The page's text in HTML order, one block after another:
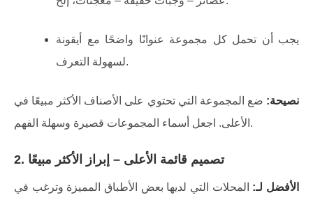
يجب أن تحمل كل مجموعة عنوانًا واضحًا مع أيقونة
لسهولة التعرف.
نصيحة: ضع المجموعة التي تحتوي على الأصناف الأكثر مبيعًا في
الأعلى. اجعل أسماء المجموعات قصيرة وسهلة الفهم.
2. تصميم قائمة الأعلى – إبراز الأكثر مبيعًا
الأفضل لـ: المحلات التي لديها بعض الأطباق المميزة وترغب في